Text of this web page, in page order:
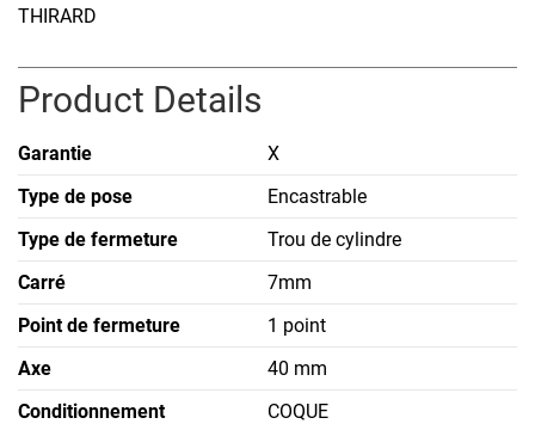
THIRARD
Product Details
Garantie
X
Type de pose
Encastrable
Type de fermeture
Trou de cylindre
Carré
7mm
Point de fermeture
1 point
Axe
40 mm
Conditionnement
COQUE